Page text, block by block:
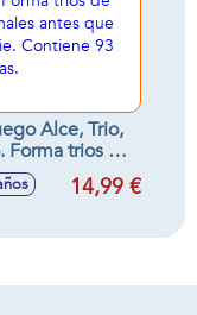
Alce, Trio,
Forma trios de
antes que
Contiene 93
14,99 €